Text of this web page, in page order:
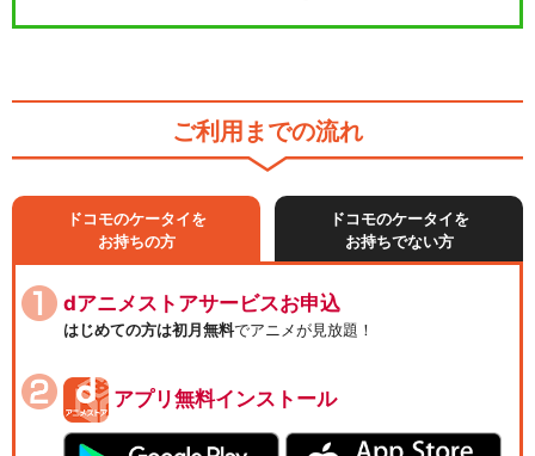
ご利用までの流れ
ドコモのケータイを
お持ちの方
ドコモのケータイを
お持ちでない方
dアニメストアサービスお申込
はじめての方は初月無料でアニメが見放題！
アプリ無料インストール